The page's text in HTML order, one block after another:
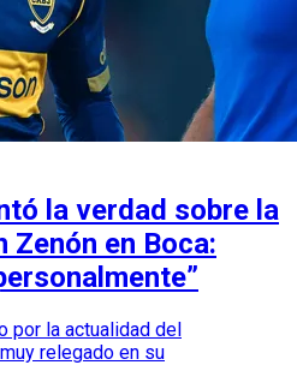
la verdad sobre la
Zenón en Boca:
por la actualidad del
relegado en su